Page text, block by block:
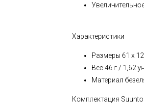
Характеристики
Размеры 61 x
Вес 46 г / 1,62
Материал
Комплектация